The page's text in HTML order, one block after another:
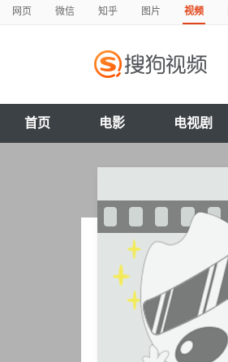
网页 微信 知乎 图片 视频
首页 电影 电视剧